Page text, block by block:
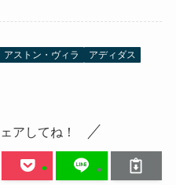
アストン・ヴィラ
アディダス
アしてね！